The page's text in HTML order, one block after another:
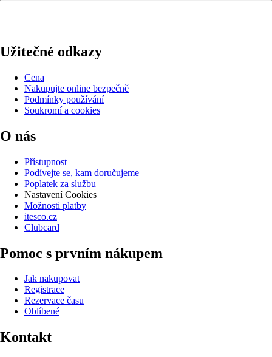
Užitečné odkazy
Cena
Nakupujte online bezpečně
Podmínky používání
Soukromí a cookies
O nás
Přístupnost
Podívejte se, kam doručujeme
Poplatek za službu
Nastavení Cookies
Možnosti platby
itesco.cz
Clubcard
Pomoc s prvním nákupem
Jak nakupovat
Registrace
Rezervace času
Oblíbené
Kontakt